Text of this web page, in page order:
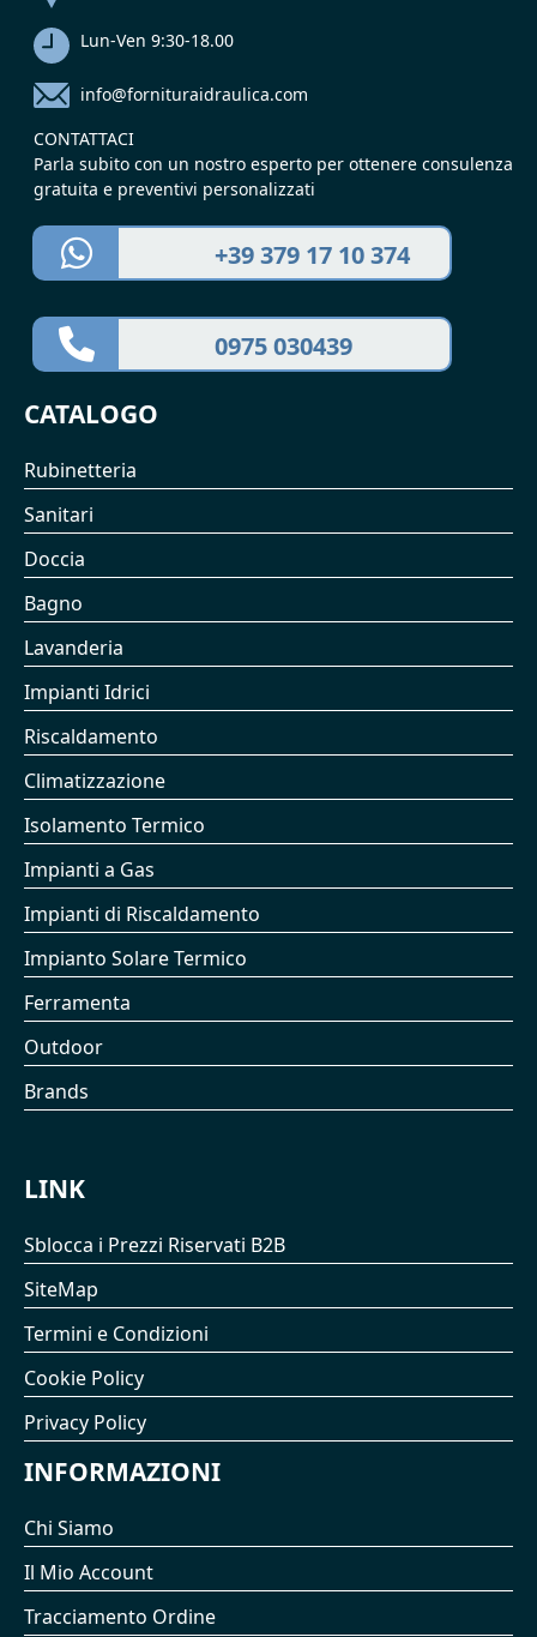
Lun-Ven 9:30-18.00
info@fornituraidraulica.com
CONTATTACI
Parla subito con un nostro esperto per ottenere consulenza
gratuita e preventivi personalizzati
+39 379 17 10 374
0975 030439
CATALOGO
Rubinetteria
Sanitari
Doccia
Bagno
Lavanderia
Impianti Idrici
Riscaldamento
Climatizzazione
Isolamento Termico
Impianti a Gas
Impianti di Riscaldamento
Impianto Solare Termico
Ferramenta
Outdoor
Brands
LINK
Sblocca i Prezzi Riservati B2B
SiteMap
Termini e Condizioni
Cookie Policy
Privacy Policy
INFORMAZIONI
Chi Siamo
Il Mio Account
Tracciamento Ordine